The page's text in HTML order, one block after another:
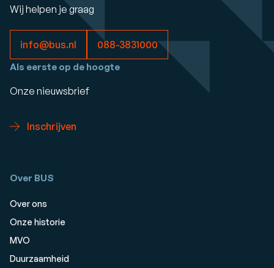
Wij helpen je graag
info@bus.nl 088-3831000
Als eerste op de hoogte
Onze nieuwsbrief
Inschrijven
Over BUS
Over ons
Onze historie
MVO
Duurzaamheid